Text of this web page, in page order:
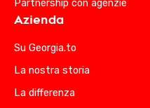
Partnership con agenzie
Azienda
Su Georgia.to
La nostra storia
La differenza